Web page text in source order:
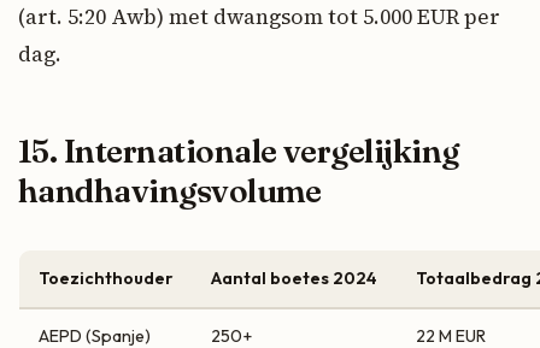
(art. 5:20 Awb) met dwangsom tot 5.000 EUR per
dag.
15. Internationale vergelijking
handhavingsvolume
Toezichthouder Aantal boetes 2024 Totaalbedrag
AEPD (Spanje) 250+ 22 M EUR